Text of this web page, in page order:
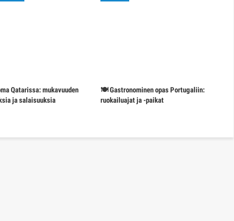
Qatarissa: mukavuuden
ja salaisuuksia
🍽️ Gastronominen opas Portugaliin:
ruokailuajat ja -paikat